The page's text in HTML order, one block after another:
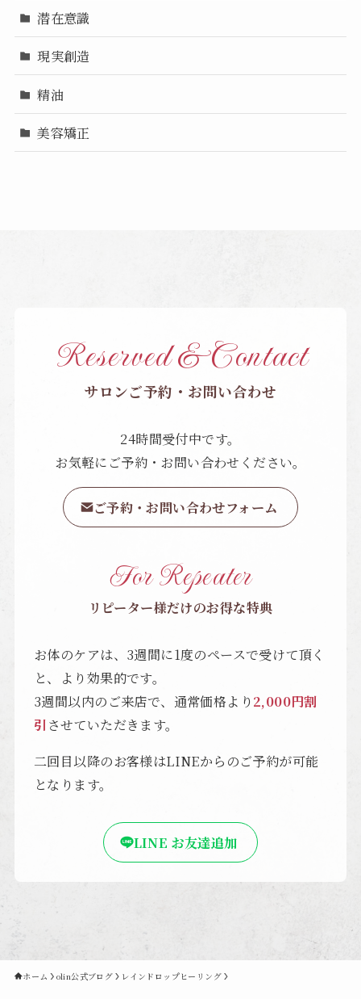
潜在意識
現実創造
精油
美容矯正
Reserved & Contact
サロンご予約・お問い合わせ
24時間受付中です。
お気軽にご予約・お問い合わせください。
ご予約・お問い合わせフォーム
For Repeater
リピーター様だけのお得な特典
お体のケアは、3週間に1度のペースで受けて頂く
と、より効果的です。
3週間以内のご来店で、通常価格より 2,000円割
引させていただきます。
二回目以降のお客様はLINEからのご予約が可能
となります。
LINE お友達追加
ホーム olin公式ブログ レインドロップヒーリング